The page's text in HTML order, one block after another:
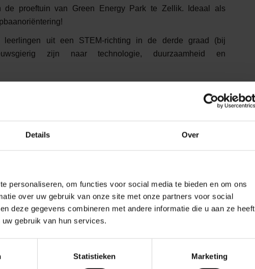
Details Over
personaliseren, om functies voor social media te bieden en om ons
over uw gebruik van onze site met onze partners voor social
deze gegevens combineren met andere informatie die u aan ze heeft
gebruik van hun services.
Statistieken Marketing
de proeftuin van Green Energy Park te Zellik. Ideaal als
uit een STEM-richting in de derde graad (bij
zijn naar technologie, duurzaamheid en
demonstraties en inspirerende verhalen, gebracht door
en werken als STEM-ingenieur
Energy Park